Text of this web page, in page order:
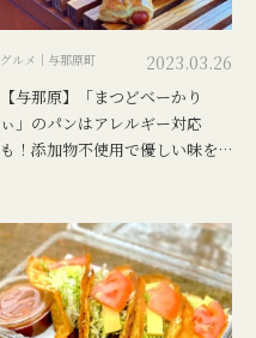
グルメ｜与那原町 2023.03.26
【与那原】「まつどべーかり
ぃ」のパンはアレルギー対応
も！添加物不使用で優しい味を